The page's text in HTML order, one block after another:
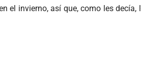
el invierno, así que, como les